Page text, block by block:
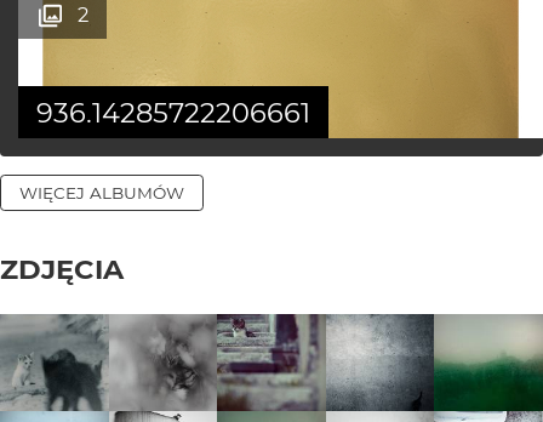
2
936.14285722206661
WIĘCEJ ALBUMÓW
ZDJĘCIA